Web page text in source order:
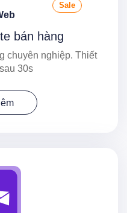
Sale
bán hàng
chuyên nghiệp. Thiết
30s